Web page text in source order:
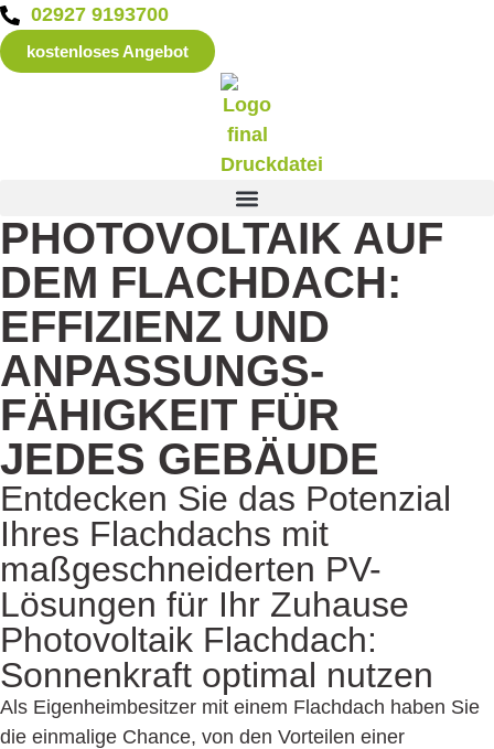
02927 9193700
kostenloses Angebot
PHOTOVOLTAIK AUF
DEM FLACHDACH:
EFFIZIENZ UND
ANPASSUNGS­
FÄHIGKEIT FÜR
JEDES GEBÄUDE
Entdecken Sie das Potenzial
Ihres Flachdachs mit
maßgeschneiderten PV-
Lösungen für Ihr Zuhause
Photovoltaik Flachdach:
Sonnenkraft optimal nutzen
Als Eigenheimbesitzer mit einem Flachdach haben Sie
die einmalige Chance, von den Vorteilen einer